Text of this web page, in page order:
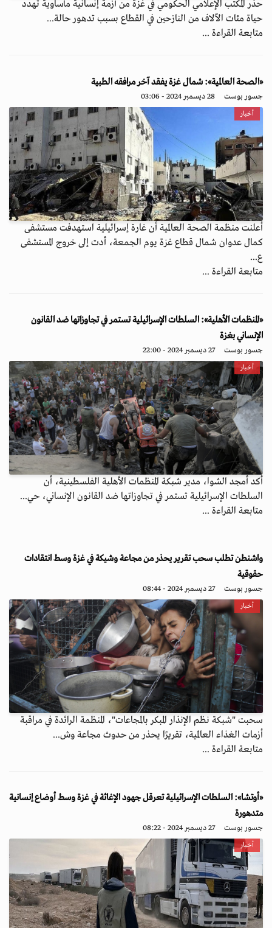
حذّر المكتب الإعلامي الحكومي في غزة من أزمة إنسانية مأساوية تهدد
حياة مئات الآلاف من النازحين في القطاع بسبب تدهور حالة...
متابعة القراءة ...
«الصحة العالمية»: شمال غزة يفقد آخر مرافقه الطبية
جسور بوست 28 ديسمبر 2024 - 03:06
أخبار
أعلنت منظمة الصحة العالمية أن غارة إسرائيلية استهدفت مستشفى
كمال عدوان شمال قطاع غزة يوم الجمعة، أدت إلى خروج المستشفى
ع...
متابعة القراءة ...
«المنظمات الأهلية»: السلطات الإسرائيلية تستمر في تجاوزاتها ضد القانون
الإنساني بغزة
جسور بوست 27 ديسمبر 2024 - 22:00
أخبار
أكد أمجد الشوا، مدير شبكة المنظمات الأهلية الفلسطينية، أن
السلطات الإسرائيلية تستمر في تجاوزاتها ضد القانون الإنساني، حي...
متابعة القراءة ...
واشنطن تطلب سحب تقرير يحذر من مجاعة وشيكة في غزة وسط انتقادات
حقوقية
جسور بوست 27 ديسمبر 2024 - 08:44
أخبار
سحبت "شبكة نظم الإنذار المبكر بالمجاعات"، المنظمة الرائدة في مراقبة
أزمات الغذاء العالمية، تقريرًا يحذر من حدوث مجاعة وش...
متابعة القراءة ...
«أوتشا»: السلطات الإسرائيلية تعرقل جهود الإغاثة في غزة وسط أوضاع إنسانية
متدهورة
جسور بوست 27 ديسمبر 2024 - 08:22
أخبار